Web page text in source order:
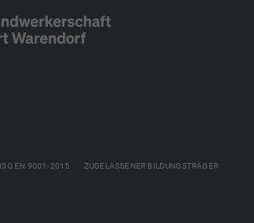
EN 9001-2015 ZUGELASSENER BILDUNGSTRÄGER